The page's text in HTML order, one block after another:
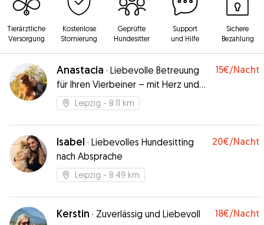
Tierärztliche
Versorgung
Kostenlose
Stornierung
Geprüfte
Hundesitter
Support
und Hilfe
Sichere
Bezahlung
Anastacia · Liebevolle Betreuung
für Ihren Vierbeiner – mit Herz und
Erfahrung!
15€/Nacht
Leipzig - 8.11 km
Isabel · Liebevolles Hundesitting
nach Absprache
20€/Nacht
Leipzig - 8.49 km
Kerstin · Zuverlässig und Liebevoll 18€/Nacht